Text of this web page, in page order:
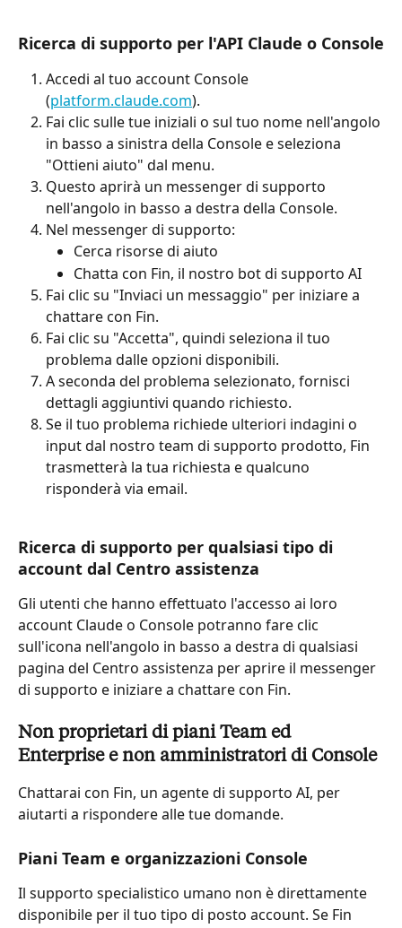
Ricerca di supporto per l'API Claude o Console
Accedi al tuo account Console
(platform.claude.com).
Fai clic sulle tue iniziali o sul tuo nome nell'angolo
in basso a sinistra della Console e seleziona
"Ottieni aiuto" dal menu.
Questo aprirà un messenger di supporto
nell'angolo in basso a destra della Console.
Nel messenger di supporto:
Cerca risorse di aiuto
Chatta con Fin, il nostro bot di supporto AI
Fai clic su "Inviaci un messaggio" per iniziare a
chattare con Fin.
Fai clic su "Accetta", quindi seleziona il tuo
problema dalle opzioni disponibili.
A seconda del problema selezionato, fornisci
dettagli aggiuntivi quando richiesto.
Se il tuo problema richiede ulteriori indagini o
input dal nostro team di supporto prodotto, Fin
trasmetterà la tua richiesta e qualcuno
risponderà via email.
Ricerca di supporto per qualsiasi tipo di
account dal Centro assistenza
Gli utenti che hanno effettuato l'accesso ai loro
account Claude o Console potranno fare clic
sull'icona nell'angolo in basso a destra di qualsiasi
pagina del Centro assistenza per aprire il messenger
di supporto e iniziare a chattare con Fin.
Non proprietari di piani Team ed
Enterprise e non amministratori di Console
Chattarai con Fin, un agente di supporto AI, per
aiutarti a rispondere alle tue domande.
Piani Team e organizzazioni Console
Il supporto specialistico umano non è direttamente
disponibile per il tuo tipo di posto account. Se Fin